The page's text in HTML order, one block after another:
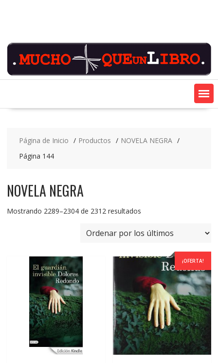
Página de Inicio Productos
NOVELA NEGRA
Página 144
NOVELA NEGRA
Mostrando 2289–2304 de 2312 resultadosOrdenado
los
¡OFERTA!